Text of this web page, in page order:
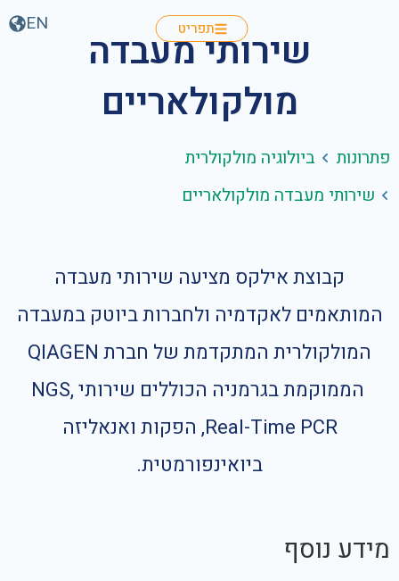
תפריט EN
שירותי מעבדה
מולקולאריים
פתרונות
ביולוגיה מולקולרית
שירותי מעבדה מולקולאריים
קבוצת אילקס מציעה שירותי מעבדה
המותאמים לאקדמיה ולחברות ביוטק במעבדה
המולקולרית המתקדמת של חברת QIAGEN
הממוקמת בגרמניה הכוללים שירותי NGS,
Real-Time PCR, הפקות ואנאליזה
ביואינפורמטית.
מידע נוסף